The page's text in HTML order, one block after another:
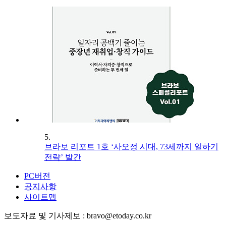
5.
브라보 리포트 1호 ‘사오정 시대, 73세까지 일하기
전략’ 발간
PC버전
공지사항
사이트맵
보도자료 및 기사제보 : bravo@etoday.co.kr